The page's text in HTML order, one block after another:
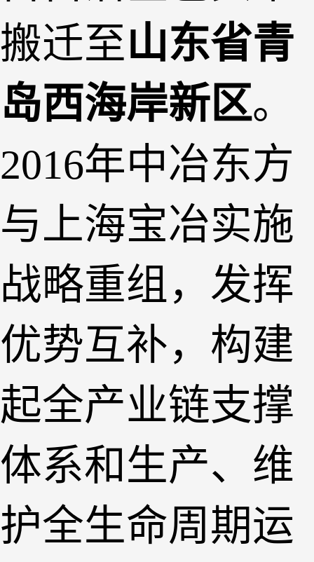
搬迁至山东省青
岛西海岸新区。
2016年中冶东方
与上海宝冶实施
战略重组，发挥
优势互补，构建
起全产业链支撑
体系和生产、维
护全生命周期运